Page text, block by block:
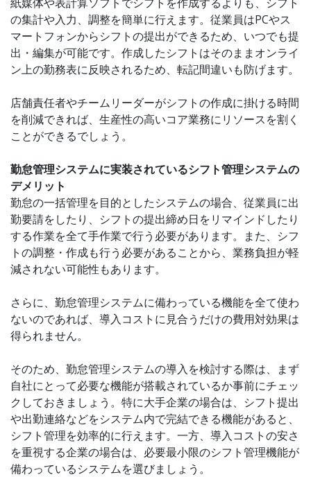
の集計や入力、調整を簡単に行えます。従業員はPCやス
マートフォンからシフトの提出ができるため、いつでも提
出・編集が可能です。作成したシフトはそのままオンライ
ン上の勤務表に反映されるため、転記間違いも防げます。
店舗責任者やチームリーダーがシフトの作成に掛ける時間
を削減できれば、生産性の高いコア業務にリソースを割く
ことができるでしょう。
勤怠管理システムに実装されているシフト管理システムの
デメリット
勤怠の一括管理を目的としたシステムの場合、従業員に出
勤要請をしたり、シフトの提出締め日をリマインドしたり
する作業を全て手作業で行う必要があります。また、シフ
トの調整・作成も行う必要があることから、業務負担が軽
減されない可能性もあります。
さらに、勤怠管理システムに備わっている機能を全て使わ
ないのであれば、導入コストに見合うだけの費用対効果は
得られません。
そのため、勤怠管理システムの導入を検討する際は、まず
自社にとって必要な機能が搭載されているか事前にチェッ
クしておきましょう。特に大手企業の場合は、シフト提出
や出勤連絡などをシステム内で完結できる機能があると、
シフト管理を効率的に行えます。一方、導入コストの安さ
を重視する企業の場合は、必要最小限のシフト管理機能が
備わっているシステムを選びましょう。